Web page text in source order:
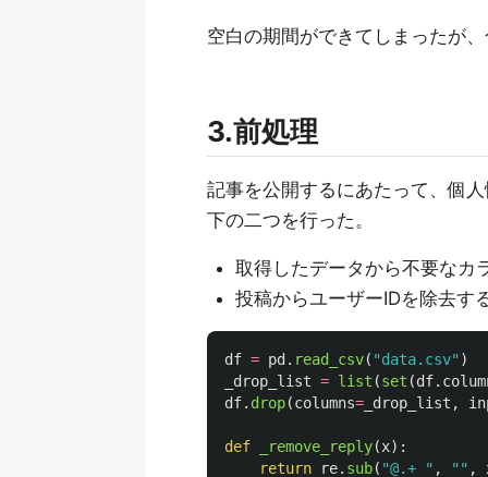
空白の期間ができてしまったが
3.前処理
記事を公開するにあたって、個
下の二つを行った。
取得したデータから不要なカ
投稿からユーザーIDを除去す
df = pd . read_csv( "data.csv" )
_drop_list = list (set (df.
df. drop(columns= _drop_list ,
def _remove_reply(x):
return
re. sub( "@.+ " , "" ,